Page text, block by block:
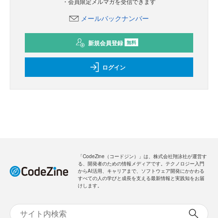
メールバックナンバー
新規会員登録 無料
ログイン
「CodeZine（コードジン）」は、株式会社翔泳社が運営す
る、開発者のための情報メディアです。テクノロジー入門
からAI活用、キャリアまで、ソフトウェア開発にかかわる
すべての人の学びと成長を支える最新情報と実践知をお届
けします。